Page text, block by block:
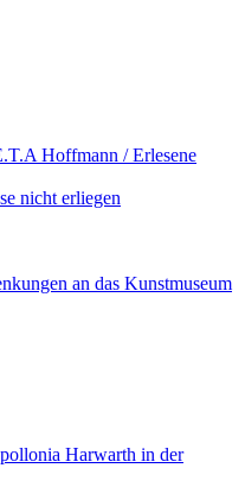
Hoffmann / Erlesene
nicht erliegen
an das Kunstmuseum
Harwarth in der